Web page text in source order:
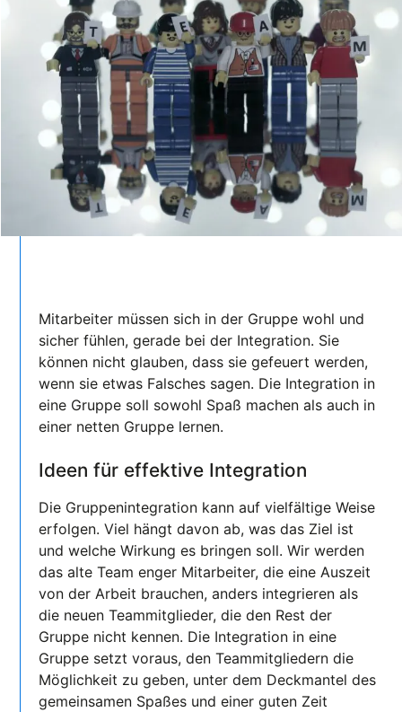
Mitarbeiter müssen sich in der Gruppe wohl und
sicher fühlen, gerade bei der Integration. Sie
können nicht glauben, dass sie gefeuert werden,
wenn sie etwas Falsches sagen. Die Integration in
eine Gruppe soll sowohl Spaß machen als auch in
einer netten Gruppe lernen.
Ideen für effektive Integration
Die Gruppenintegration kann auf vielfältige Weise
erfolgen. Viel hängt davon ab, was das Ziel ist
und welche Wirkung es bringen soll. Wir werden
das alte Team enger Mitarbeiter, die eine Auszeit
von der Arbeit brauchen, anders integrieren als
die neuen Teammitglieder, die den Rest der
Gruppe nicht kennen. Die Integration in eine
Gruppe setzt voraus, den Teammitgliedern die
Möglichkeit zu geben, unter dem Deckmantel des
gemeinsamen Spaßes und einer guten Zeit